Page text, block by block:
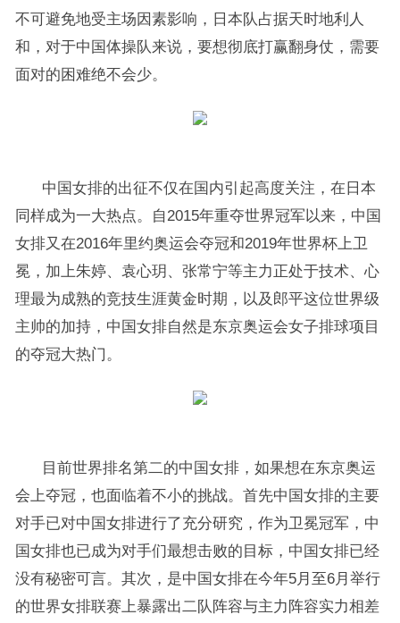
不可避免地受主场因素影响，日本队占据天时地利人
和，对于中国体操队来说，要想彻底打赢翻身仗，需要
面对的困难绝不会少。
中国女排的出征不仅在国内引起高度关注，在日本
同样成为一大热点。自2015年重夺世界冠军以来，中国
女排又在2016年里约奥运会夺冠和2019年世界杯上卫
冕，加上朱婷、袁心玥、张常宁等主力正处于技术、心
理最为成熟的竞技生涯黄金时期，以及郎平这位世界级
主帅的加持，中国女排自然是东京奥运会女子排球项目
的夺冠大热门。
目前世界排名第二的中国女排，如果想在东京奥运
会上夺冠，也面临着不小的挑战。首先中国女排的主要
对手已对中国女排进行了充分研究，作为卫冕冠军，中
国女排也已成为对手们最想击败的目标，中国女排已经
没有秘密可言。其次，是中国女排在今年5月至6月举行
的世界女排联赛上暴露出二队阵容与主力阵容实力相差